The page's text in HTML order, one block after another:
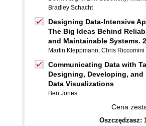
Bradley Schacht
Designing Data-Intensive
The Big Ideas Behind
and Maintainable Systems.
Martin Kleppmann, Chris Riccomini
Communicating Data with
Designing, Developing, and
Data Visualizations
Ben Jones
Cena
Oszczędzasz: